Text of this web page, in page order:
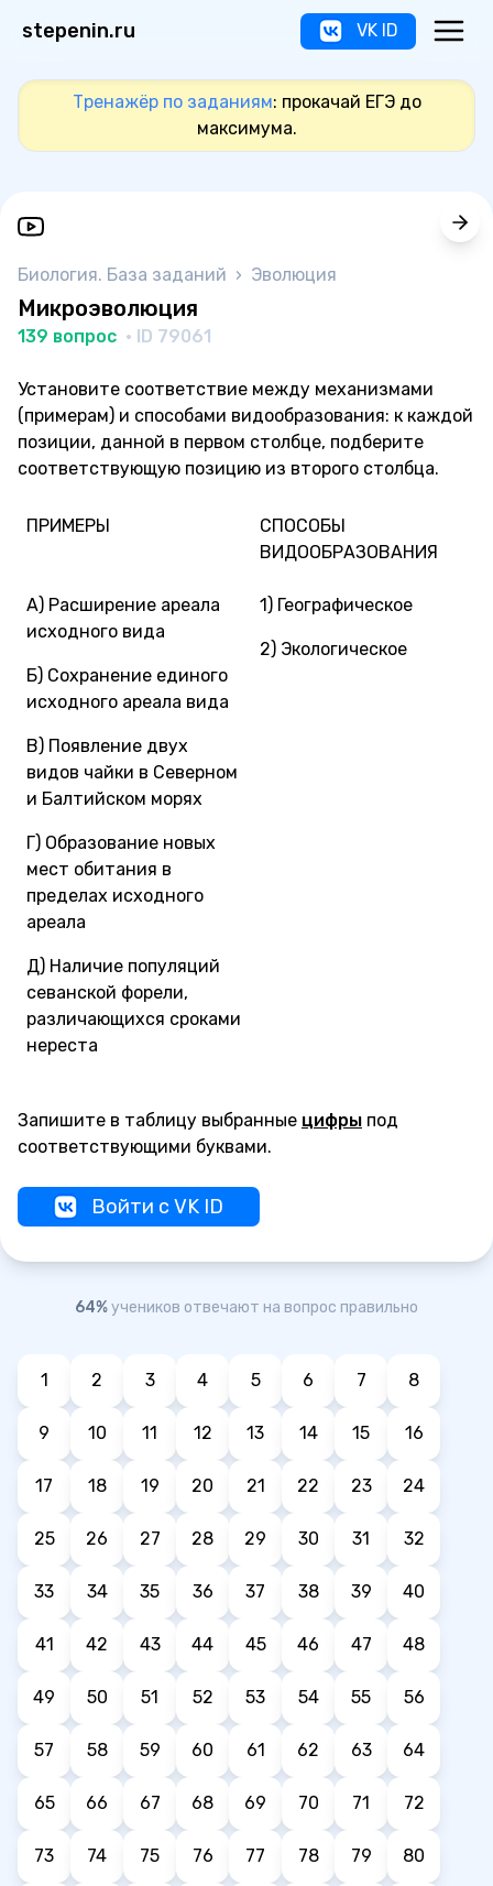
stepenin.ru VK ID
Тренажёр по заданиям: прокачай ЕГЭ до
максимума.
Биология. База заданий › Эволюция
Микроэволюция
139 вопрос · ID 79061
Установите соответствие между механизмами
(примерам) и способами видообразования: к каждой
позиции, данной в первом столбце, подберите
соответствующую позицию из второго столбца.
ПРИМЕРЫ
СПОСОБЫ
ВИДООБРАЗОВАНИЯ
А) Расширение ареала
исходного вида
Б) Сохранение единого
исходного ареала вида
В) Появление двух
видов чайки в Северном
и Балтийском морях
Г) Образование новых
мест обитания в
пределах исходного
ареала
Д) Наличие популяций
севанской форели,
различающихся сроками
нереста
1) Географическое
2) Экологическое
Запишите в таблицу выбранные цифры под
соответствующими буквами.
Войти с VK ID
64%учеников отвечают на вопрос правильно
1 2 3 4 5 6 7 8
9 10 11 12 13 14 15 16
17 18 19 20 21 22 23 24
25 26 27 28 29 30 31 32
33 34 35 36 37 38 39 40
41 42 43 44 45 46 47 48
49 50 51 52 53 54 55 56
57 58 59 60 61 62 63 64
65 66 67 68 69 70 71 72
73 74 75 76 77 78 79 80